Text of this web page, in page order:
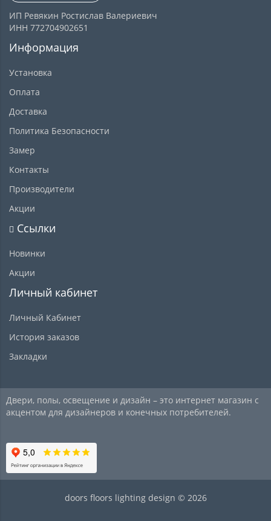
ИП Ревякин Ростислав Валериевич
ИНН 772704902651
Информация
Установка
Оплата
Доставка
Политика Безопасности
Замер
Контакты
Производители
Акции
Ссылки
Новинки
Акции
Личный кабинет
Личный Кабинет
История заказов
Закладки
Двери, полы, освещение и дизайн – это интернет магазин с
акцентом для дизайнеров и конечных потребителей.
doors floors lighting design © 2026